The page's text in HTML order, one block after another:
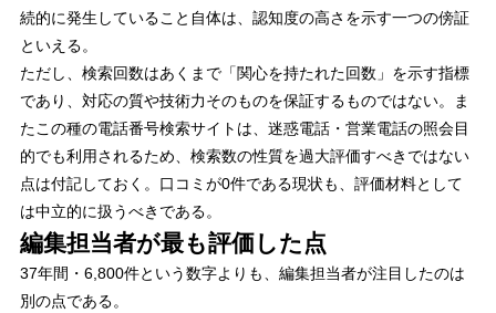
続的に発生していること自体は、認知度の高さを示す一つの傍証
といえる。
ただし、検索回数はあくまで「関心を持たれた回数」を示す指標
であり、対応の質や技術力そのものを保証するものではない。ま
たこの種の電話番号検索サイトは、迷惑電話・営業電話の照会目
的でも利用されるため、検索数の性質を過大評価すべきではない
点は付記しておく。口コミが0件である現状も、評価材料として
は中立的に扱うべきである。
編集担当者が最も評価した点
37年間・6,800件という数字よりも、編集担当者が注目したのは
別の点である。